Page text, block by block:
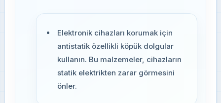
Elektronik cihazları korumak için
antistatik özellikli köpük dolgular
kullanın. Bu malzemeler, cihazların
statik elektrikten zarar görmesini
önler.